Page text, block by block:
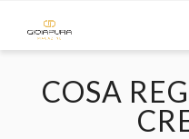
COSA